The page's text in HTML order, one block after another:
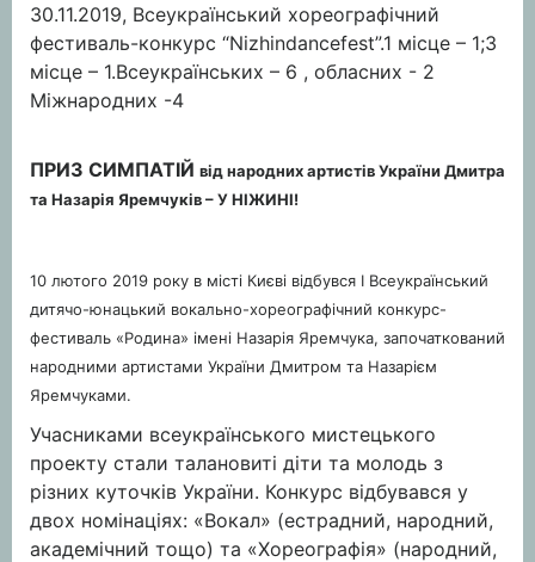
30.11.2019, Всеукраїнський хореографічний
фестиваль-конкурс “Nizhindancefest”.1 місце – 1;3
місце – 1.Всеукраїнських – 6 , обласних - 2
Міжнародних -4
ПРИЗ СИМПАТІЙ від народних артистів України Дмитра
та Назарія Яремчуків – У НІЖИНІ!
10 лютого 2019 року в місті Києві відбувся І Всеукраїнський
дитячо-юнацький вокально-хореографічний конкурс-
фестиваль «Родина» імені Назарія Яремчука, започаткований
народними артистами України Дмитром та Назарієм
Яремчуками.
Учасниками всеукраїнського мистецького
проекту стали талановиті діти та молодь з
різних куточків України. Конкурс відбувався у
двох номінаціях: «Вокал» (естрадний, народний,
академічний тощо) та «Хореографія» (народний,